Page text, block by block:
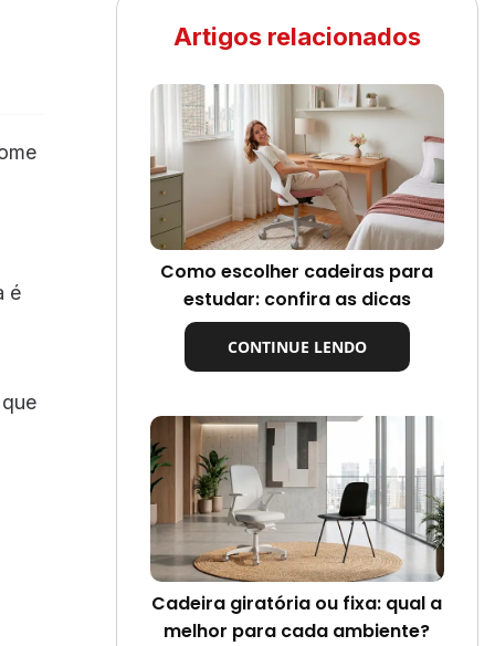
é
Artigos relacionados
Como escolher cadeiras para
estudar: confira as dicas
CONTINUE LENDO
Cadeira giratória ou fixa: qual a
melhor para cada ambiente?